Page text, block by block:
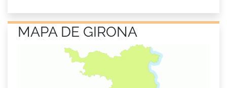
MAPA DE GIRONA